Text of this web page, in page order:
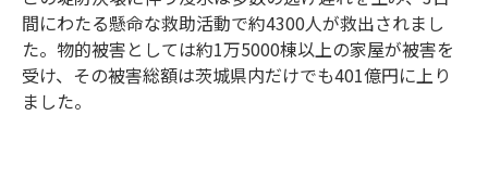
間にわたる懸命な救助活動で約4300人が救出されまし
た。物的被害としては約1万5000棟以上の家屋が被害を
受け、その被害総額は茨城県内だけでも401億円に上り
ました。